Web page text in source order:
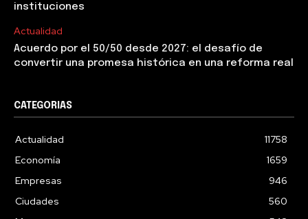
instituciones
Actualidad
Acuerdo por el 50/50 desde 2027: el desafío de
convertir una promesa histórica en una reforma real
CATEGORIAS
Actualidad
11758
Economía
1659
Empresas
946
Ciudades
560